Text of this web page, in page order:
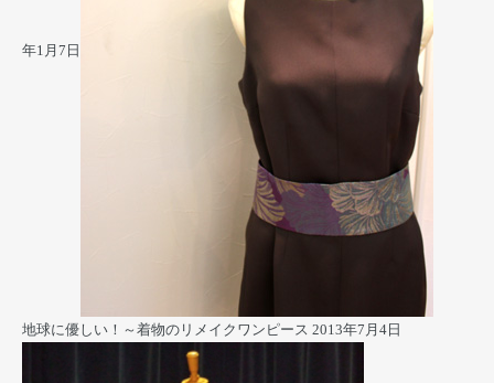
年1月7日
地球に優しい！～着物のリメイクワンピース 2013年7月4日